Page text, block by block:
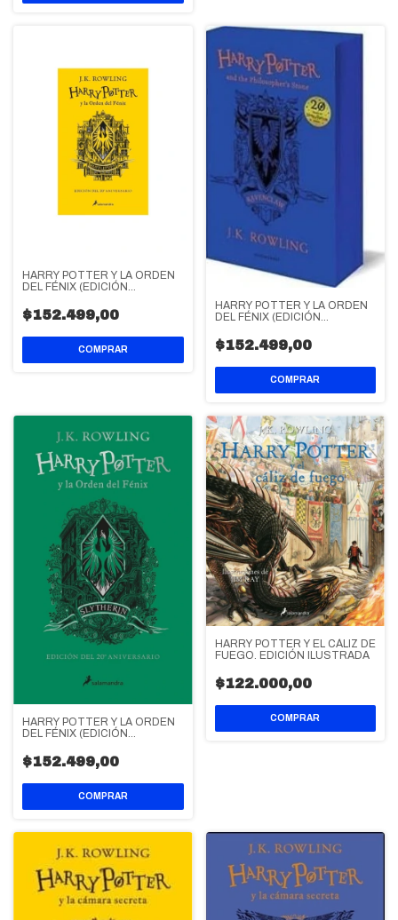
HARRY POTTER Y LA ORDEN
DEL FÉNIX (EDICIÓN
ANIVERSARIO)
$152.499,00
HARRY POTTER Y LA ORDEN
DEL FÉNIX (EDICIÓN
ANIVERSARIO)
$152.499,00
HARRY POTTER Y LA ORDEN
DEL FÉNIX (EDICIÓN
ANIVERSARIO)
$152.499,00
HARRY POTTER Y EL CÁLIZ DE
FUEGO. EDICIÓN ILUSTRADA
$122.000,00